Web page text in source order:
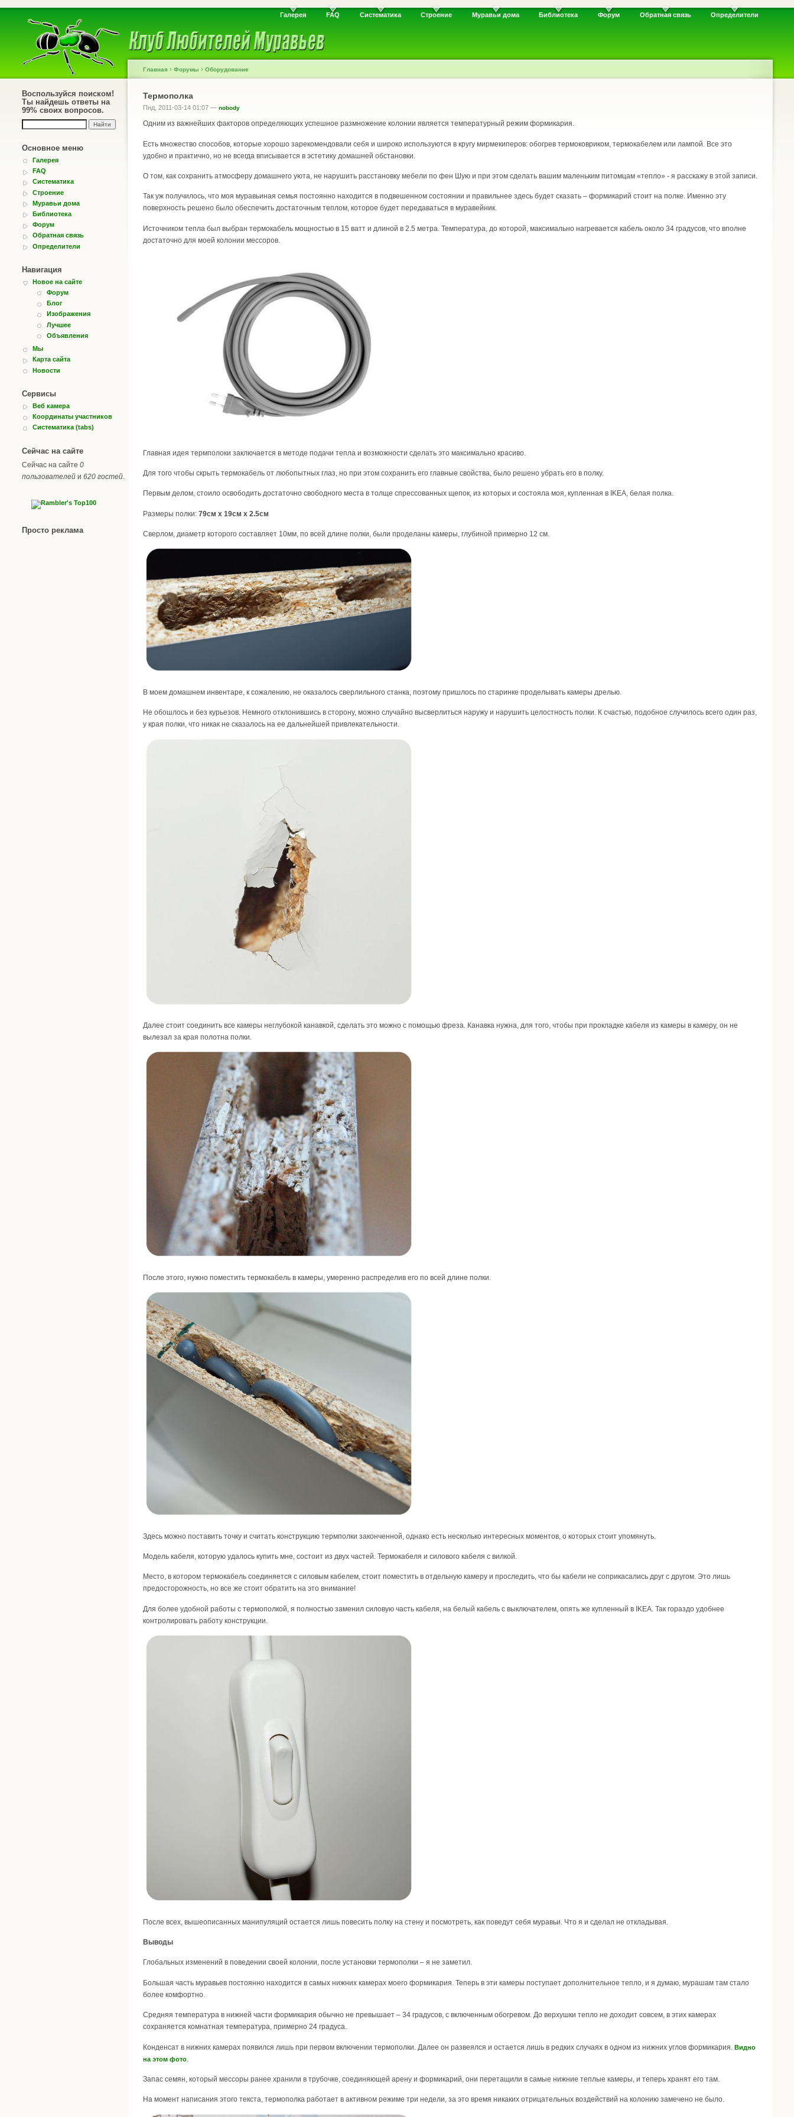
Галерея FAQ Систематика Строение Муравьи дома Библиотека Форум Обратная связь Определители
Воспользуйся поиском!
Ты найдешь ответы на
99% своих вопросов.
Основное меню
Галерея
FAQ
Систематика
Строение
Муравьи дома
Библиотека
Форум
Обратная связь
Определители
Навигация
Новое на сайте
Форум
Блог
Изображения
Лучшее
Объявления
Мы
Карта сайта
Новости
Сервисы
Веб камера
Координаты участников
Систематика (tabs)
Сейчас на сайте
Сейчас на сайте 0
пользователей и 620 гостей
Просто реклама
Главная › Форумы › Оборудование
Термополка
Пнд, 2011-03-14 01:07 — nobody
Одним из важнейших факторов определяющих успешное размножение колонии является температурный режим формикария.
Есть множество способов, которые хорошо зарекомендовали себя и широко используются в кругу мирмекиперов: обогрев термоковриком, термокабелем или лампой. Все это
удобно и практично, но не всегда вписывается в эстетику домашней обстановки.
О том, как сохранить атмосферу домашнего уюта, не нарушить расстановку мебели по фен Шую и при этом сделать вашим маленьким питомцам «тепло» - я расскажу в этой записи.
Так уж получилось, что моя муравьиная семья постоянно находится в подвешенном состоянии и правильнее здесь будет сказать – формикарий стоит на полке. Именно эту
поверхность решено было обеспечить достаточным теплом, которое будет передаваться в муравейник.
Источником тепла был выбран термокабель мощностью в 15 ватт и длиной в 2.5 метра. Температура, до которой, максимально нагревается кабель около 34 градусов, что вполне
достаточно для моей колонии мессоров.
Главная идея термполоки заключается в методе подачи тепла и возможности сделать это максимально красиво.
Для того чтобы скрыть термокабель от любопытных глаз, но при этом сохранить его главные свойства, было решено убрать его в полку.
Первым делом, стоило освободить достаточно свободного места в толще спрессованных щепок, из которых и состояла моя, купленная в IKEA, белая полка.
Размеры полки: 79см х 19см х 2.5см
Сверлом, диаметр которого составляет 10мм, по всей длине полки, были проделаны камеры, глубиной примерно 12 см.
В моем домашнем инвентаре, к сожалению, не оказалось сверлильного станка, поэтому пришлось по старинке проделывать камеры дрелью.
Не обошлось и без курьезов. Немного отклонившись в сторону, можно случайно высверлиться наружу и нарушить целостность полки. К счастью, подобное случилось всего один раз,
у края полки, что никак не сказалось на ее дальнейшей привлекательности.
Далее стоит соединить все камеры неглубокой канавкой, сделать это можно с помощью фреза. Канавка нужна, для того, чтобы при прокладке кабеля из камеры в камеру, он не
вылезал за края полотна полки.
После этого, нужно поместить термокабель в камеры, умеренно распределив его по всей длине полки.
Здесь можно поставить точку и считать конструкцию термполки законченной, однако есть несколько интересных моментов, о которых стоит упомянуть.
Модель кабеля, которую удалось купить мне, состоит из двух частей. Термокабеля и силового кабеля с вилкой.
Место, в котором термокабель соединяется с силовым кабелем, стоит поместить в отдельную камеру и проследить, что бы кабели не соприкасались друг с другом. Это лишь
предосторожность, но все же стоит обратить на это внимание!
Для более удобной работы с термополкой, я полностью заменил силовую часть кабеля, на белый кабель с выключателем, опять же купленный в IKEA. Так гораздо удобнее
контролировать работу конструкции.
После всех, вышеописанных манипуляций остается лишь повесить полку на стену и посмотреть, как поведут себя муравьи. Что я и сделал не откладывая.
Выводы
Глобальных изменений в поведении своей колонии, после установки термополки – я не заметил.
Большая часть муравьев постоянно находится в самых нижних камерах моего формикария. Теперь в эти камеры поступает дополнительное тепло, и я думаю, мурашам там стало
более комфортно.
Средняя температура в нижней части формикария обычно не превышает – 34 градусов, с включенным обогревом. До верхушки тепло не доходит совсем, в этих камерах
сохраняется комнатная температура, примерно 24 градуса.
Конденсат в нижних камерах появился лишь при первом включении термополки. Далее он развеялся и остается лишь в редких случаях в одном из нижних углов формикария. Видно
на этом фото
Запас семян, который мессоры ранее хранили в трубочке, соединяющей арену и формикарий, они перетащили в самые нижние теплые камеры, и теперь хранят его там.
На момент написания этого текста, термополка работает в активном режиме три недели, за это время никаких отрицательных воздействий на колонию замечено не было.